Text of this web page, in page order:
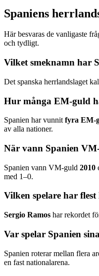
Spaniens
Här besvaras de vanligaste
och tydligt.
Vilket smeknamn har
Det spanska herrlandslaget
Hur många EM-guld
Spanien har vunnit fyra EM-
av alla nationer.
När vann Spanien
Spanien vann VM-guld 2010
med 1–0.
Vilken spelare har
Sergio Ramos har rekordet
Var spelar Spanien
Spanien roterar mellan flera
en fast nationalarena.